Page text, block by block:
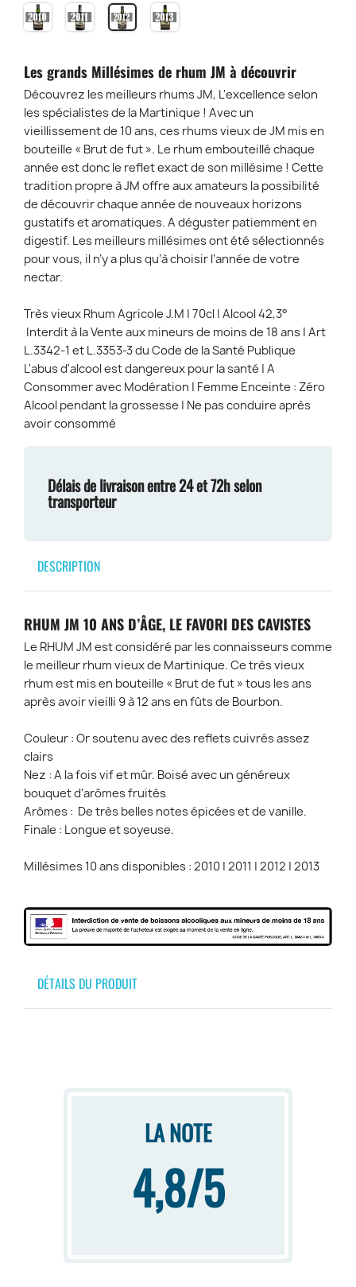
2010 2011 2012 2013
Les grands Millésimes de rhum JM à découvrir
Découvrez les meilleurs rhums JM, L'excellence selon
les spécialistes de la Martinique ! Avec un
vieillissement de 10 ans, ces rhums vieux de JM mis en
bouteille « Brut de fut ». Le rhum embouteillé chaque
année est donc le reflet exact de son millésime ! Cette
tradition propre à JM offre aux amateurs la possibilité
de découvrir chaque année de nouveaux horizons
gustatifs et aromatiques. A déguster patiemment en
digestif. Les meilleurs millésimes ont été sélectionnés
pour vous, il n’y a plus qu’à choisir l’année de votre
nectar.
Très vieux Rhum Agricole J.M | 70cl | Alcool 42,3°
Interdit à la Vente aux mineurs de moins de 18 ans | Art
L.3342-1 et L.3353-3 du Code de la Santé Publique
L'abus d'alcool est dangereux pour la santé | A
Consommer avec Modération | Femme Enceinte : Zéro
Alcool pendant la grossesse | Ne pas conduire après
avoir consommé
Délais de livraison entre 24 et 72h selon
transporteur
DESCRIPTION
RHUM JM 10 ANS D’ÂGE, LE FAVORI DES CAVISTES
Le RHUM JM est considéré par les connaisseurs comme
le meilleur rhum vieux de Martinique. Ce très vieux
rhum est mis en bouteille « Brut de fut » tous les ans
après avoir vieilli 9 à 12 ans en fûts de Bourbon.
Couleur : Or soutenu avec des reflets cuivrés assez
clairs
Nez : A la fois vif et mûr. Boisé avec un généreux
bouquet d'arômes fruités
Arômes : De très belles notes épicées et de vanille.
Finale : Longue et soyeuse.
Millésimes 10 ans disponibles : 2010 | 2011 | 2012 | 2013
DÉTAILS DU PRODUIT
LA NOTE
4,8/5